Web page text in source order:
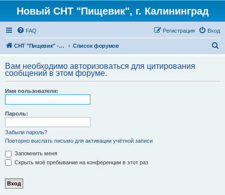
Новый СНТ "Пищевик", г. Калининград
FAQ Вход
Регистрация
СНТ "Пищевик" - возвращение на Главную страницу Список форумов
с
Вам необходимо авторизоваться для цитирования
сообщений в этом форуме.
Имя пользователя:
Пароль:
Забыли пароль?
Повторно выслать письмо для активации учётной записи
Запомнить меня
Скрыть моё пребывание на конференции в этот раз